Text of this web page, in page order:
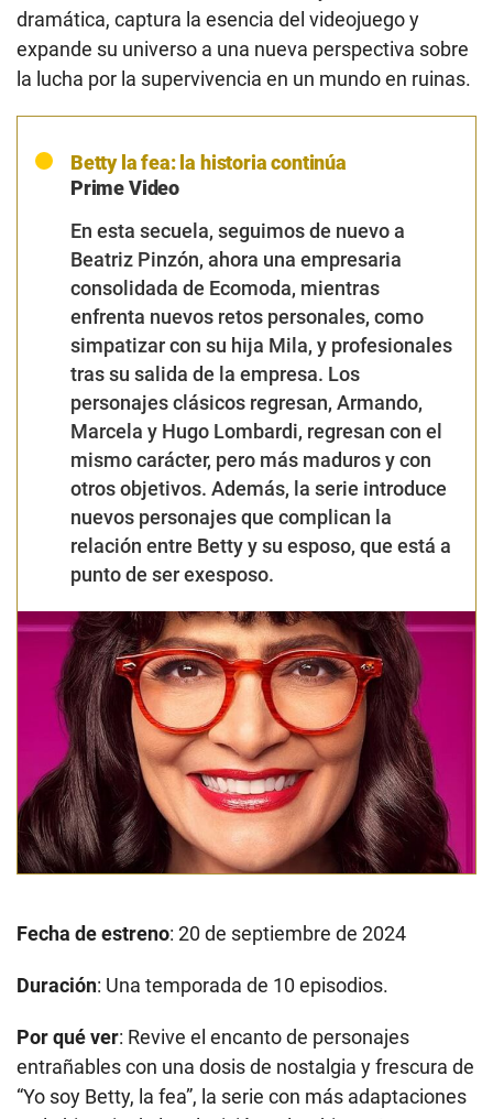
dramática, captura la esencia del videojuego y
expande su universo a una nueva perspectiva sobre
la lucha por la supervivencia en un mundo en ruinas.
Betty la fea: la historia continúa
Prime Video
En esta secuela, seguimos de nuevo a
Beatriz Pinzón, ahora una empresaria
consolidada de Ecomoda, mientras
enfrenta nuevos retos personales, como
simpatizar con su hija Mila, y profesionales
tras su salida de la empresa. Los
personajes clásicos regresan, Armando,
Marcela y Hugo Lombardi, regresan con el
mismo carácter, pero más maduros y con
otros objetivos. Además, la serie introduce
nuevos personajes que complican la
relación entre Betty y su esposo, que está a
punto de ser exesposo.
Fecha de estreno: 20 de septiembre de 2024
Duración: Una temporada de 10 episodios.
Por qué ver: Revive el encanto de personajes
entrañables con una dosis de nostalgia y frescura de
“Yo soy Betty, la fea”, la serie con más adaptaciones